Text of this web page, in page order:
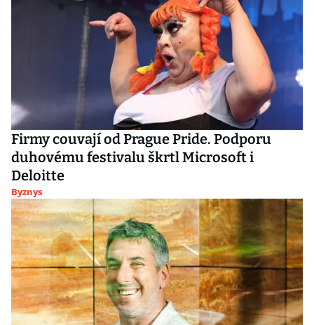
Firmy couvají od Prague Pride. Podporu
duhovému festivalu škrtl Microsoft i
Deloitte
Byznys